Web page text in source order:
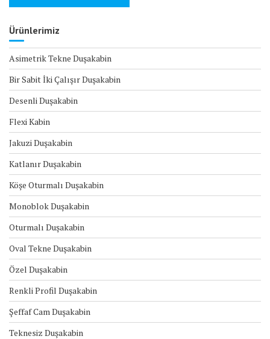
Ürünlerimiz
Asimetrik Tekne Duşakabin
Bir Sabit İki Çalışır Duşakabin
Desenli Duşakabin
Flexi Kabin
Jakuzi Duşakabin
Katlanır Duşakabin
Köşe Oturmalı Duşakabin
Monoblok Duşakabin
Oturmalı Duşakabin
Oval Tekne Duşakabin
Özel Duşakabin
Renkli Profil Duşakabin
Şeffaf Cam Duşakabin
Teknesiz Duşakabin